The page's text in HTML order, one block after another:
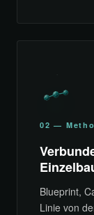
02 —
Blueprint,
Linie von